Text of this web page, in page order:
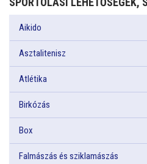
Aikido
Asztalitenisz
Atlétika
Birkózás
Box
Falmászás és sziklamászás